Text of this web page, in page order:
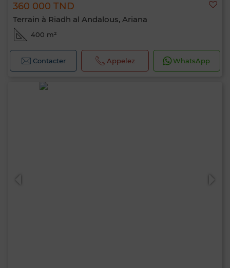
360 000 TND
Terrain à Riadh al Andalous, Ariana
400 m²
Contacter Appelez WhatsApp